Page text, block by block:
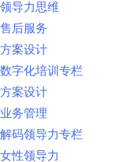
领导力思维
售后服务
方案设计
数字化培训专栏
方案设计
业务管理
解码领导力专栏
女性领导力